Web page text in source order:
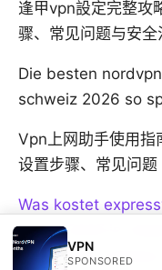
逢甲vpn設定完整攻
骤、常见问题与安全
Die besten
schweiz 2026 so
Vpn上网助手使用指
设置步骤、常见问题
Was kostet
preise 2025 im detail
么选择 Vpn
VPN
SPONSORED